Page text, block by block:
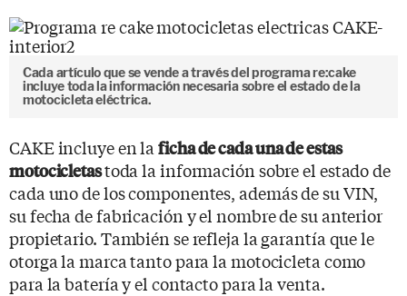
Cada artículo que se vende a través del programa re:cake
incluye toda la información necesaria sobre el estado de la
motocicleta eléctrica.
CAKE incluye en laficha de cada una de estas
motocicletastoda la información sobre el estado de
cada uno de los componentes, además de su VIN,
su fecha de fabricación y el nombre de su anterior
propietario. También se refleja la garantía que le
otorga la marca tanto para la motocicleta como
para la batería y el contacto para la venta.